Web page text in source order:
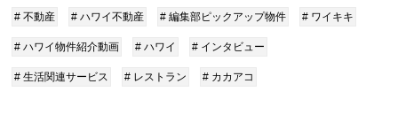
# 不動産 # ハワイ不動産 # 編集部ピックアップ物件 # ワイキキ
# ハワイ物件紹介動画 # ハワイ # インタビュー
# 生活関連サービス # レストラン # カカアコ